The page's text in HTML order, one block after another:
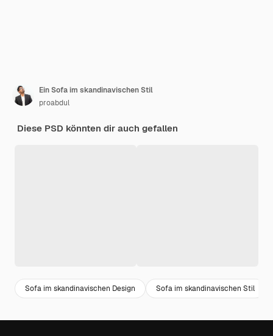
Ein Sofa im skandinavischen Stil
proabdul
Diese PSD könnten dir auch gefallen
Sofa im skandinavischen Design Sofa im skandinavischen Stil